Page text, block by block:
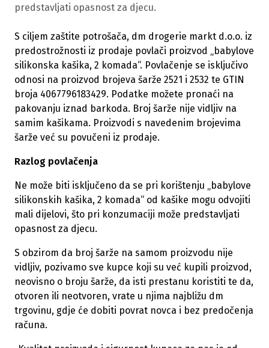
predstavljati opasnost za djecu.
S ciljem zaštite potrošača, dm drogerie markt d.o.o. iz
predostrožnosti iz prodaje povlači proizvod „babylove
silikonska kašika, 2 komada“. Povlačenje se isključivo
odnosi na proizvod brojeva šarže 2521 i 2532 te GTIN
broja 4067796183429. Podatke možete pronaći na
pakovanju iznad barkoda. Broj šarže nije vidljiv na
samim kašikama. Proizvodi s navedenim brojevima
šarže već su povučeni iz prodaje.
Razlog povlačenja
Ne može biti isključeno da se pri korištenju „babylove
silikonskih kašika, 2 komada“ od kašike mogu odvojiti
mali dijelovi, što pri konzumaciji može predstavljati
opasnost za djecu.
S obzirom da broj šarže na samom proizvodu nije
vidljiv, pozivamo sve kupce koji su već kupili proizvod,
neovisno o broju šarže, da isti prestanu koristiti te da,
otvoren ili neotvoren, vrate u njima najbližu dm
trgovinu, gdje će dobiti povrat novca i bez predočenja
računa.